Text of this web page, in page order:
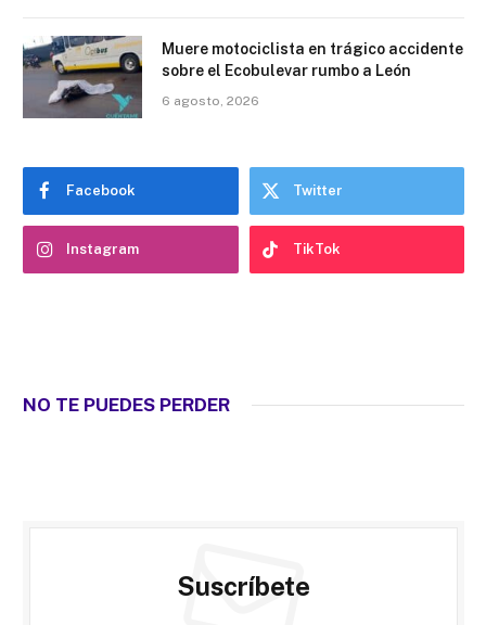
Muere motociclista en trágico accidente
sobre el Ecobulevar rumbo a León
6 agosto, 2026
Facebook Twitter
Instagram TikTok
NO TE PUEDES PERDER
Suscríbete